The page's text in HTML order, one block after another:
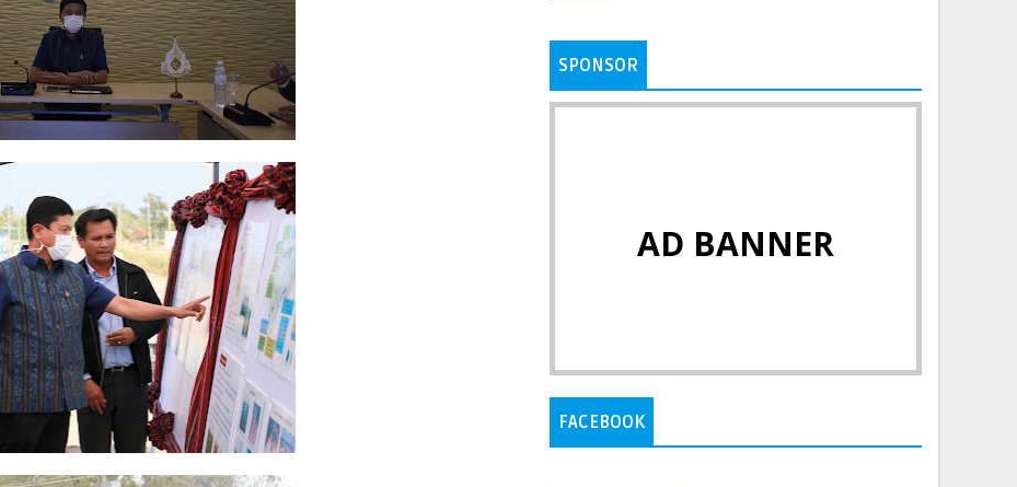
SPONSOR
AD BANNER
FACEBOOK